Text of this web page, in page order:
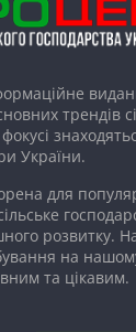
трендів
України.
для
розвитку.
на
та цікавим.